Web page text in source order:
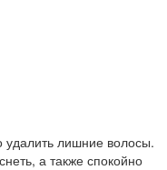
удалить лишние волосы.
а также спокойно